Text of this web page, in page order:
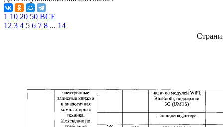
1 10 20 50 ВСЕ
1 2 3 4 5 6 7 8 ... 14